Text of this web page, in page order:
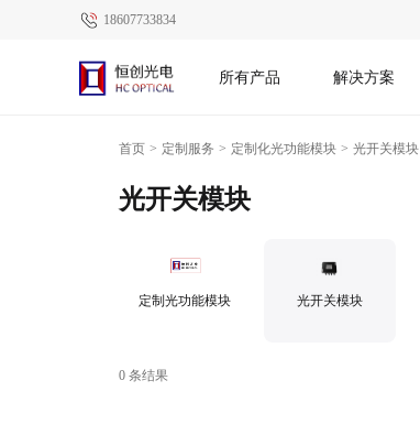
18607733834
所有产品 解决方案
首页 > 定制服务 > 定制化光功能模块 > 光开关模块
光开关模块
定制光功能模块 光开关模块
0 条结果